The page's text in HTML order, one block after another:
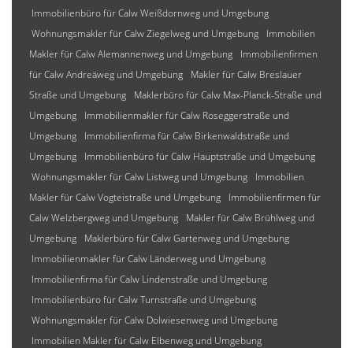
Immobilienbüro für Calw Weißdornweg und Umgebung
Wohnungsmakler für Calw Ziegelweg und Umgebung
Immobilien
Makler für Calw Alemannenweg und Umgebung
Immobilienfirmen
für Calw Andreäweg und Umgebung
Makler für Calw Breslauer
Straße und Umgebung
Maklerbüro für Calw Max-Planck-Straße und
Umgebung
Immobilienmakler für Calw Roseggerstraße und
Umgebung
Immobilienfirma für Calw Birkenwaldstraße und
Umgebung
Immobilienbüro für Calw Hauptstraße und Umgebung
Wohnungsmakler für Calw Listweg und Umgebung
Immobilien
Makler für Calw Vogteistraße und Umgebung
Immobilienfirmen für
Calw Welzbergweg und Umgebung
Makler für Calw Brühlweg und
Umgebung
Maklerbüro für Calw Gartenweg und Umgebung
Immobilienmakler für Calw Länderweg und Umgebung
Immobilienfirma für Calw Lindenstraße und Umgebung
Immobilienbüro für Calw Turnstraße und Umgebung
Wohnungsmakler für Calw Dolwiesenweg und Umgebung
Immobilien Makler für Calw Elbenweg und Umgebung